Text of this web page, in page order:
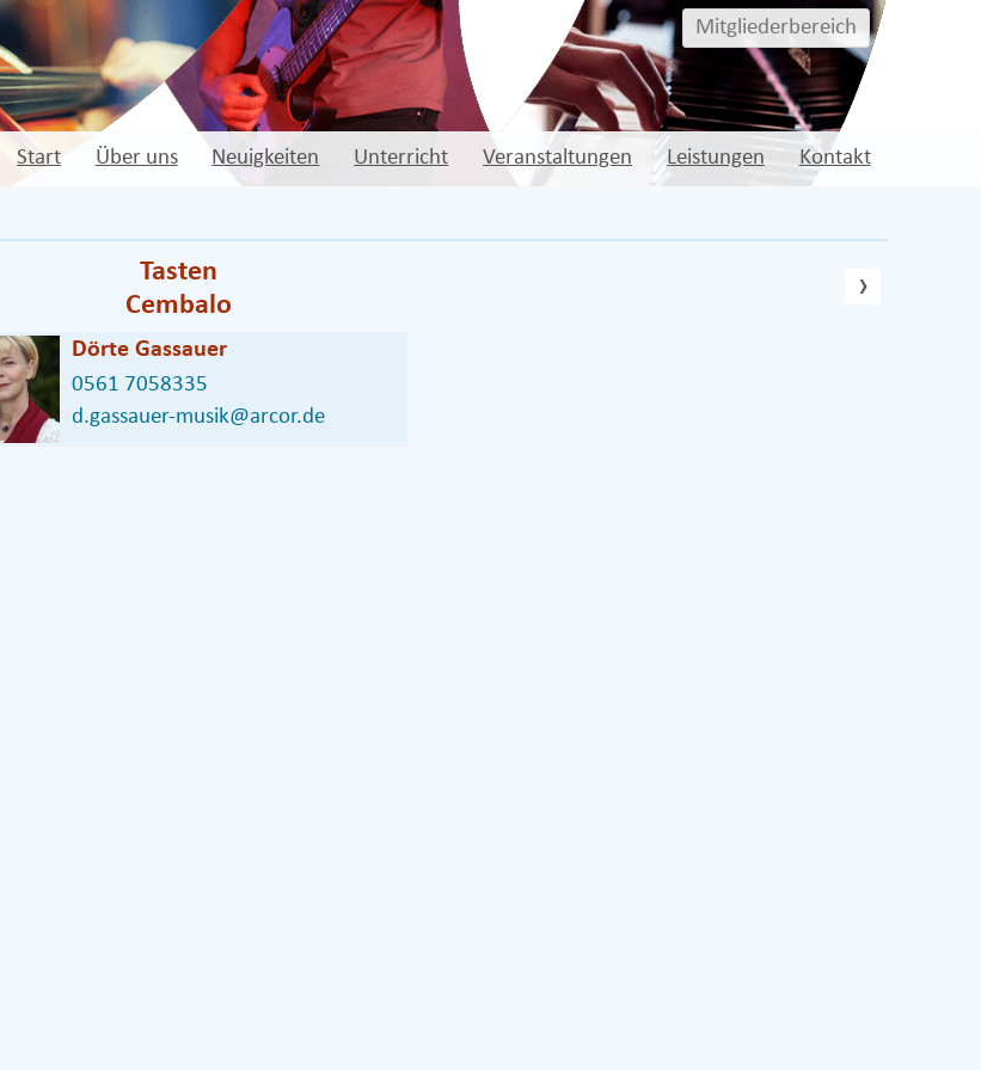
Mitgliederbereich
Start Über uns Neuigkeiten Unterricht Veranstaltungen Leistungen Kontakt
›
Tasten
Cembalo
Dörte Gassauer
0561 7058335
d.gassauer-musik@arcor.de